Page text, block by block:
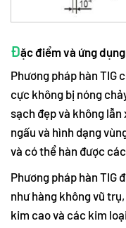
Đặc điểm và ứng
Phương pháp hàn TIG
cực không bị nóng
sạch đẹp và không
ngấu và hình dạng
và có thể hàn được
Phương pháp hàn TIG
như hàng không vũ
kim cao và các kim